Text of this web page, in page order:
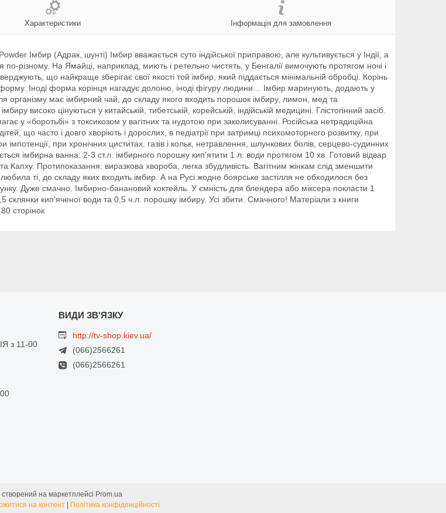
Характеристики Інформація для замовлення
Імбир (Адрак, шунті) Імбир вважається суто індійської приправою, але культивується у Індії, а
різному. На Ямайці, наприклад, миють і ретельно чистять, у Бенгалії вимочують протягом ночі і
що найкраще зберігає свої якості той імбир, який піддається мінімальній обробці. Корінь
Іноді форма корінця нагадує долоню, іноді фігуру людини… Імбир маринують, додають у
має імбирний чай, до складу якого входить порошок імбиру, лимон, мед та
високо цінуються у китайській, тибетській, корейській, індійській медицині. Глістогінний засіб.
у «боротьбі» з токсикозом у вагітних та нудотою при заколисуванні. Російська нетрадиційна
що часто і довго хворіють і дорослих, в педіатрії при затримці психомоторного розвитку, при
при хронічних циститах. газів і кольк, нетравлення, шлункових болів, серцево-судинних
імбирна ванна: 2-3 ст.л. імбирного порошку кип'ятити 1 л. води протягом 10 хв. Готовий відвар
Капху. Протипоказання: виразкова хвороба, легка збудливість. Вагітним жінкам слід зменшити
ті, до складу яких входить імбир. А на Русі жодне боярське застілля не обходилося без
Дуже смачно. Імбирно-банановий коктейль. У ємність для блендера або міксера покласти 1
кип'яченої води та 0,5 ч.л. порошку імбиру. Усі збити. Смачного! Матеріали з книги
сторінок
з 11-00
http://tv-shop.kiev.ua/
(066)2566261
(066)2566261
на маркетплейсі Prom.ua
на контент Політика конфіденційності